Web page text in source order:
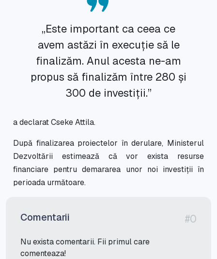
„Este important ca ceea ce
avem astăzi în execuție să le
finalizăm. Anul acesta ne-am
propus să finalizăm între 280 și
300 de investiții.”
a declarat Cseke Attila.
După finalizarea proiectelor în derulare, Ministerul
Dezvoltării estimează că vor exista resurse
financiare pentru demararea unor noi investiții în
perioada următoare.
Comentarii #0
Nu exista comentarii. Fii primul care
comenteaza!